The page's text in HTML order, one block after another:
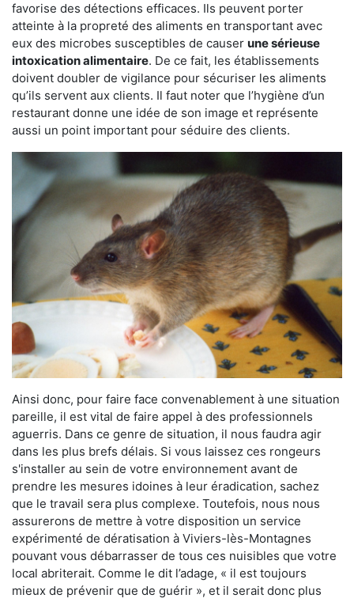
favorise des détections efficaces. Ils peuvent porter
atteinte à la propreté des aliments en transportant avec
eux des microbes susceptibles de causer une sérieuse
intoxication alimentaire. De ce fait, les établissements
doivent doubler de vigilance pour sécuriser les aliments
qu’ils servent aux clients. Il faut noter que l’hygiène d’un
restaurant donne une idée de son image et représente
aussi un point important pour séduire des clients.
Ainsi donc, pour faire face convenablement à une situation
pareille, il est vital de faire appel à des professionnels
aguerris. Dans ce genre de situation, il nous faudra agir
dans les plus brefs délais. Si vous laissez ces rongeurs
s'installer au sein de votre environnement avant de
prendre les mesures idoines à leur éradication, sachez
que le travail sera plus complexe. Toutefois, nous nous
assurerons de mettre à votre disposition un service
expérimenté de dératisation à Viviers-lès-Montagnes
pouvant vous débarrasser de tous ces nuisibles que votre
local abriterait. Comme le dit l’adage, « il est toujours
mieux de prévenir que de guérir », et il serait donc plus